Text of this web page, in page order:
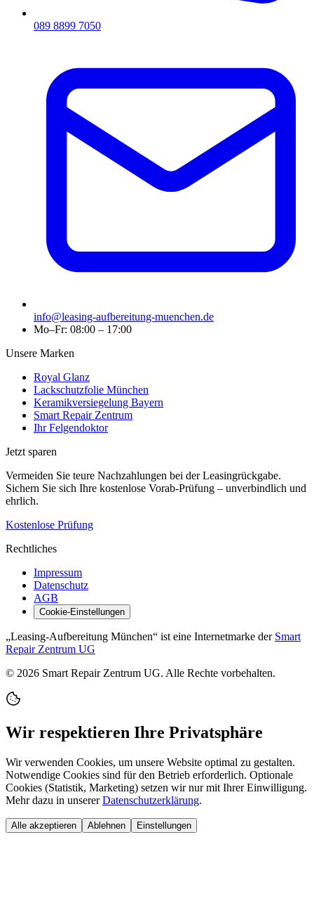
089 8899 7050
info@leasing-aufbereitung-muenchen.de
Mo–Fr: 08:00 – 17:00
Unsere Marken
Royal Glanz
Lackschutzfolie München
Keramikversiegelung Bayern
Smart Repair Zentrum
Ihr Felgendoktor
Jetzt sparen
Vermeiden Sie teure Nachzahlungen bei der Leasingrückgabe.
Sichern Sie sich Ihre kostenlose Vorab-Prüfung – unverbindlich und
ehrlich.
Kostenlose Prüfung
Rechtliches
Impressum
Datenschutz
AGB
Cookie-Einstellungen
„Leasing-Aufbereitung München“ ist eine Internetmarke der Smart
Repair Zentrum UG
© 2026 Smart Repair Zentrum UG. Alle Rechte vorbehalten.
Wir respektieren Ihre Privatsphäre
Wir verwenden Cookies, um unsere Website optimal zu gestalten.
Notwendige Cookies sind für den Betrieb erforderlich. Optionale
Cookies (Statistik, Marketing) setzen wir nur mit Ihrer Einwilligung.
Mehr dazu in unserer Datenschutzerklärung.
Alle akzeptieren Ablehnen Einstellungen